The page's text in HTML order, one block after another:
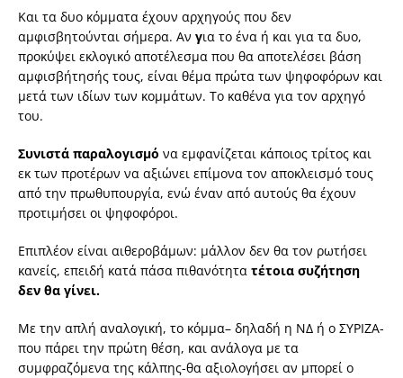
Και τα δυο κόμματα έχουν αρχηγούς που δεν
αμφισβητούνται σήμερα. Αν για το ένα ή και για τα δυο,
προκύψει εκλογικό αποτέλεσμα που θα αποτελέσει βάση
αμφισβήτησής τους, είναι θέμα πρώτα των ψηφοφόρων και
μετά των ιδίων των κομμάτων. Το καθένα για τον αρχηγό
του.
Συνιστά παραλογισμό να εμφανίζεται κάποιος τρίτος και
εκ των προτέρων να αξιώνει επίμονα τον αποκλεισμό τους
από την πρωθυπουργία, ενώ έναν από αυτούς θα έχουν
προτιμήσει οι ψηφοφόροι.
Επιπλέον είναι αιθεροβάμων: μάλλον δεν θα τον ρωτήσει
κανείς, επειδή κατά πάσα πιθανότητα τέτοια συζήτηση
δεν θα γίνει.
Με την απλή αναλογική, το κόμμα– δηλαδή η ΝΔ ή ο ΣΥΡΙΖΑ-
που πάρει την πρώτη θέση, και ανάλογα με τα
συμφραζόμενα της κάλπης-θα αξιολογήσει αν μπορεί ο